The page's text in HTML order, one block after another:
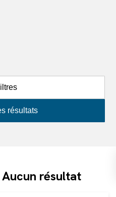
résultats
Aucun résultat